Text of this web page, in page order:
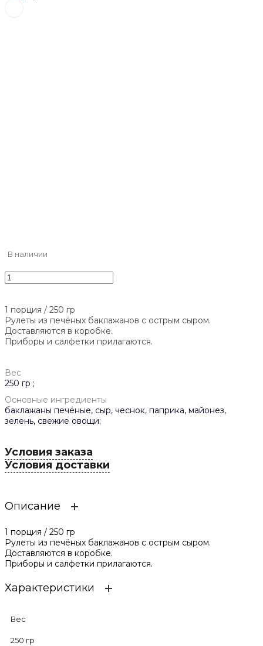
В наличии
1 порция / 250 гр
Рулеты из печёных баклажанов с острым сыром.
Доставляются в коробке.
Приборы и салфетки прилагаются.
Вес
250 гр ;
Основные ингредиенты
баклажаны печёные, сыр, чеснок, паприка, майонез,
зелень, свежие овощи;
Условия заказа
Условия доставки
Описание
1 порция / 250 гр
Рулеты из печёных баклажанов с острым сыром.
Доставляются в коробке.
Приборы и салфетки прилагаются.
Характеристики
Вес
250 гр